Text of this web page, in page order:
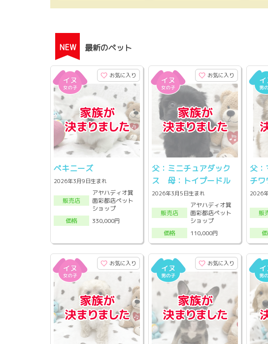
NEW 最新のペット
お気に入り
ペキニーズ
2026年3月9日生まれ
販売店
アヤハディオ箕
面彩都店ペット
ショップ
価格
330,000円
お気に入り
父：ミニチュアダック
ス 母：トイプードル
2026年3月5日生まれ
販売店
アヤハディオ箕
面彩都店ペット
ショップ
価格
110,000円
父
チワ
2026
販
お気に入り お気に入り